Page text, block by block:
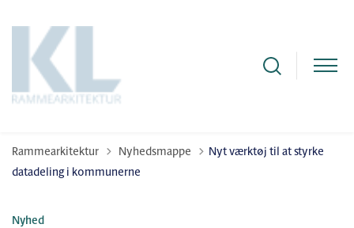
Rammearkitektur Tilbage til
Nyhedsmappe
Nyt værktøj til at styrke
datadeling i kommunerne
Nyhed